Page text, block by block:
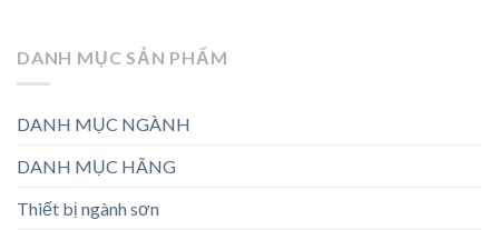
DANH MỤC SẢN PHẨM
DANH MỤC NGÀNH
DANH MỤC HÃNG
Thiết bị ngành sơn